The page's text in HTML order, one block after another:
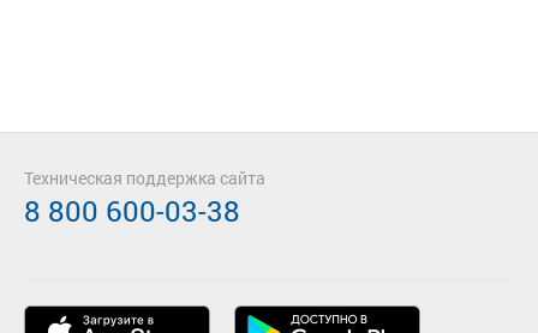
Техническая поддержка сайта
8 800 600-03-38